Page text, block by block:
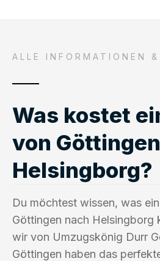
ALLE INFORMATIONEN
Was kostet
von
Helsingborg?
Du möchtest wissen, was
Göttingen nach Helsingborg
wir von Umzugskönig Durr
Göttingen haben das